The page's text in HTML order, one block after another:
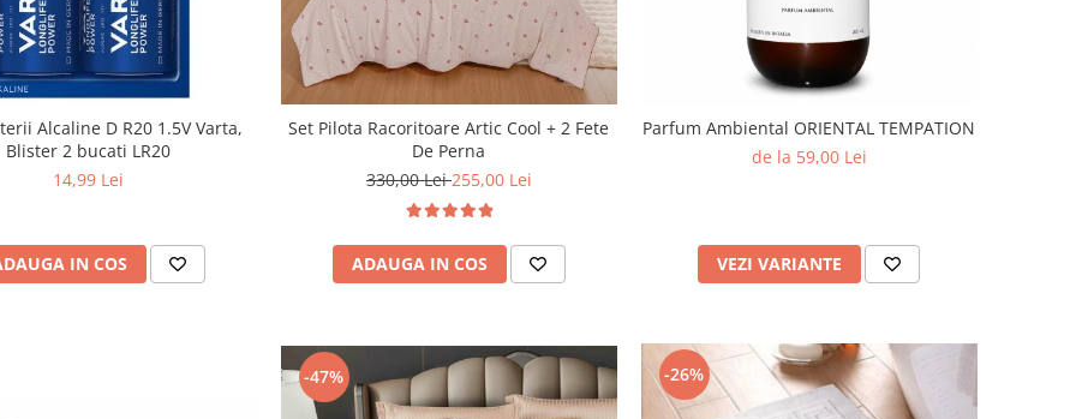
Alcaline D R20 1.5V Varta,
Blister 2 bucati LR20
14,99 Lei
IN COS
Set Pilota Racoritoare Artic Cool + 2 Fete
De Perna
330,00 Lei255,00 Lei
ADAUGA IN COS
Parfum Ambiental ORIENTAL TEMPATION
de la 59,00 Lei
VEZI VARIANTE
-47% -26%